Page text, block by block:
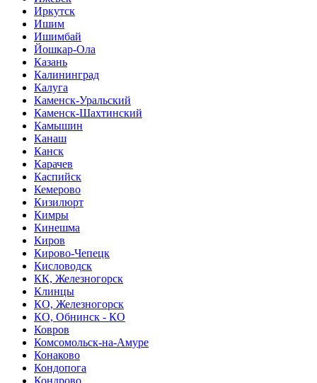
Иркутск
Ишим
Ишимбай
Йошкар-Ола
Казань
Калининград
Калуга
Каменск-Уральский
Каменск-Шахтинский
Камышин
Канаш
Канск
Карачев
Каспийск
Кемерово
Кизилюрт
Кимры
Кинешма
Киров
Кирово-Чепецк
Кисловодск
КК, Железногорск
Клинцы
КО, Железногорск
КО, Обнинск - КО
Ковров
Комсомольск-на-Амуре
Конаково
Кондопога
Кондрово